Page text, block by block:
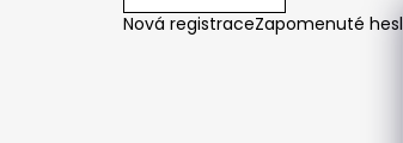
Nová registraceZapomenuté heslo